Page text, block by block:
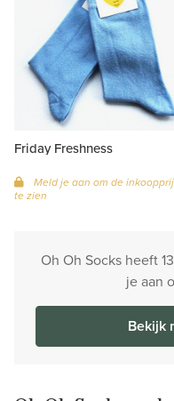
Friday Freshness
Meld je aan om de
te zien
Oh Oh Socks heeft
je aan
Bekijk